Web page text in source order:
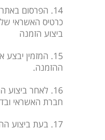
14. הפרסום
כרטיס האשראי
ביצוע הזמנה
15. המזמין
ההזמנה.
16. לאחר ביצוע
חברת האשראי
17. בעת ביצוע ההזמנה ימסור המזמין את פרטי כרטיס האשראי, ואלה ישלחו ישירות, ובאופן דיגיטלי, אל חברת החיוב.